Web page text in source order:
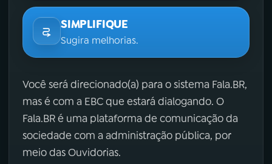
SIMPLIFIQUE
Sugira melhorias.
Você será direcionado(a) para o sistema Fala.BR,
mas é com a EBC que estará dialogando. O
Fala.BR é uma plataforma de comunicação da
sociedade com a administração pública, por
meio das Ouvidorias.